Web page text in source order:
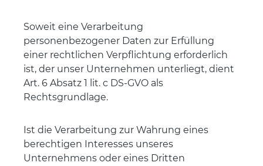
Soweit eine Verarbeitung
personenbezogener Daten zur Erfüllung
einer rechtlichen Verpflichtung erforderlich
ist, der unser Unternehmen unterliegt, dient
Art. 6 Absatz 1 lit. c DS-GVO als
Rechtsgrundlage.
Ist die Verarbeitung zur Wahrung eines
berechtigen Interesses unseres
Unternehmens oder eines Dritten